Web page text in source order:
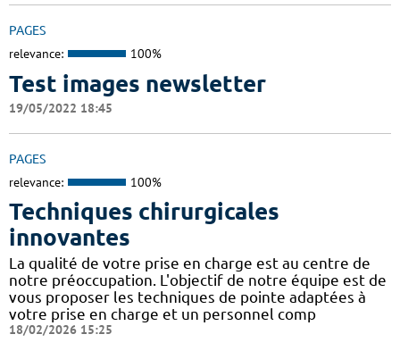
PAGES
relevance: 100%
Test images newsletter
19/05/2022 18:45
PAGES
relevance: 100%
Techniques chirurgicales
innovantes
La qualité de votre prise en charge est au centre de
notre préoccupation. L'objectif de notre équipe est de
vous proposer les techniques de pointe adaptées à
votre prise en charge et un personnel comp
18/02/2026 15:25